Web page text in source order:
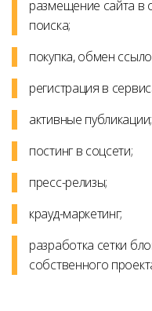
размещение сайта в
поиска;
покупка, обмен
регистрация в
активные публикации;
постинг в соцсети;
пресс-релизы;
крауд-маркетинг;
разработка сетки
собственного